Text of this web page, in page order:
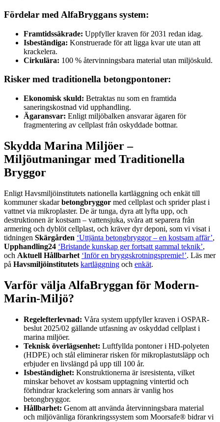
Fördelar med AlfaBryggans system:
Framtidssäkrade: Uppfyller kraven för 2031 redan idag.
Isbeständiga: Konstruerade för att ligga kvar ute utan att
krackelera.
Cirkulära: 100 % återvinningsbara material utan miljöskuld.
Risker med traditionella betongpontoner:
Ekonomisk skuld: Betraktas nu som en framtida
saneringskostnad vid upphandling.
Ägaransvar: Enligt miljöbalken ansvarar ägaren för
fragmentering av cellplast från oskyddade bottnar.
Skydda Marina Miljöer –
Miljöutmaningar med Traditionella
Bryggor
Enligt Havsmiljöinstitutets nationella kartläggning och enkät till
kommuner skadarbetongbryggor med cellplast och sprider plast i
vattnet via mikroplaster. De är tunga, dyra att lyfta upp, och
destruktionen är kostsam – vattensjuka, svåra att separera från
armering och dyblöt cellplast, och kräver dyr deponi, som vi visat i
tidningen Skärgården ‘Uttjänta betongbryggor – en kostsam affär’,
Upphandling24 ‘Bristande kunskap ger fortsatt gammal teknik’,
och Aktuell Hållbarhet ‘Inför en bryggskrotningspremie!’. Läs mer
på Havsmiljöinstitutets kartläggning och enkät.
Varför välja AlfaBryggan för Modern-
Marin-Miljö?
Regelefterlevnad: Våra system uppfyller kraven i OSPAR-
beslut 2025/02 gällande utfasning av oskyddad cellplast i
marina miljöer.
Teknisk överlägsenhet: Luftfyllda pontoner i HD-polyeten
(HDPE) och stål eliminerar risken för mikroplastutsläpp och
erbjuder en livslängd på upp till 100 år.
Isbeständighet: Konstruktionerna är isresistenta, vilket
minskar behovet av kostsam upptagning vintertid och
förhindrar krackelering som annars är vanlig hos
betongbryggor.
Hållbarhet: Genom att använda återvinningsbara material
och miljövänliga förankringssystem som Moorsafe® bidrar vi